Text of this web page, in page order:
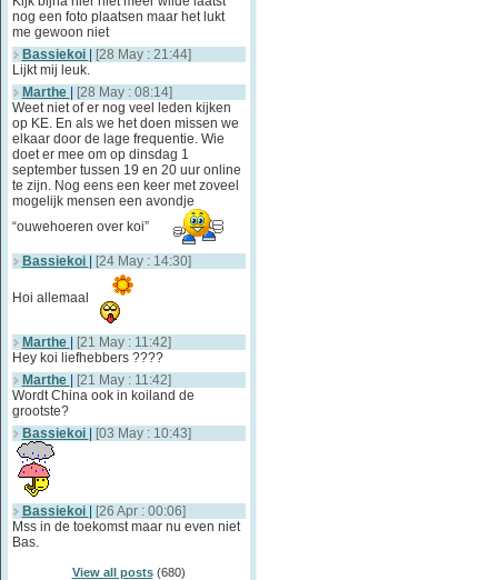
nog een foto plaatsen maar het lukt
me gewoon niet
Bassiekoi
[28 May : 21:44]
Lijkt mij leuk.
Marthe
[28 May : 08:14]
Weet niet of er nog veel leden kijken
op KE. En als we het doen missen we
elkaar door de lage frequentie. Wie
doet er mee om op dinsdag 1
september tussen 19 en 20 uur online
te zijn. Nog eens een keer met zoveel
mogelijk mensen een avondje
“ouwehoeren over koi”
Bassiekoi [24 May : 14:30]
Hoi allemaal
Marthe
[21 May : 11:42]
Hey koi liefhebbers ????
Marthe
[21 May : 11:42]
Wordt China ook in koiland de
grootste?
Bassiekoi
[03 May : 10:43]
Bassiekoi
[26 Apr : 00:06]
Mss in de toekomst maar nu even niet
Bas.
View all posts(680)